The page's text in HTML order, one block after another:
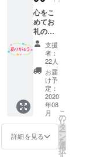
業するとい
う夢を捨て
きれずクラ
ウドファン
ディングで
資金集めを
行い、２０
２０年都内
に秋田の小
料理バーを
開業。
心をこ
めてお
礼のご
連絡
（お手
紙）を
させて
頂きま
す。大
感謝。
お手紙
の発送
はオー
プン
後、８
月の後
支援
者：
22人
お届
け予
定：
2020
年08
月
詳細を見る
こ
の
リ
タ
ー
ン
を
選
択